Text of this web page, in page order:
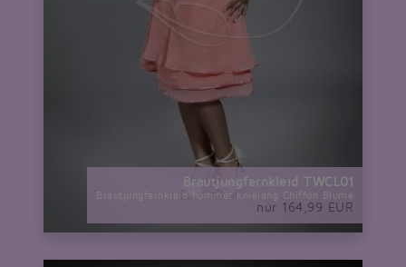
Brautjungfernkleid TWCL01
Brautjungfernkleid hummer knielang Chiffon Blume
nur 164,99 EUR